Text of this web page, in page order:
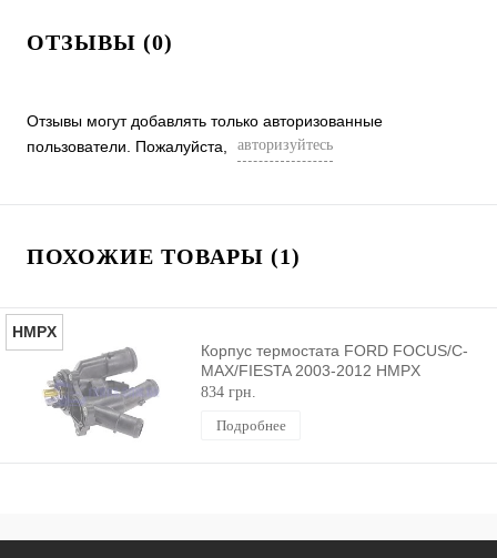
ОТЗЫВЫ (0)
Отзывы могут добавлять только авторизованные
пользователи. Пожалуйста,
авторизуйтесь
ПОХОЖИЕ ТОВАРЫ (1)
HMPX
Корпус термостата FORD FOCUS/C-
MAX/FIESTA 2003-2012 HMPX
834 грн.
Подробнее